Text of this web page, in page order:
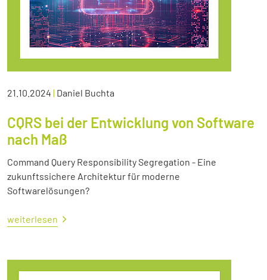
21.10.2024 | Daniel Buchta
CQRS bei der Entwicklung von Software
nach Maß
Command Query Responsibility Segregation - Eine
zukunftssichere Architektur für moderne
Softwarelösungen?
weiterlesen